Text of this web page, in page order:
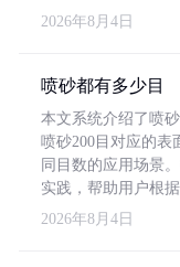
2026年8月4日
喷砂都有多少目
本文系统介绍了喷
喷砂200目对应的表
同目数的应用场景
实践，帮助用户根
2026年8月4日